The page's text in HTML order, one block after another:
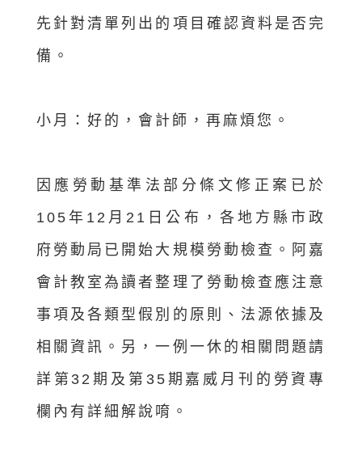
先針對清單列出的項目確認資料是否完
備。
小月：好的，會計師，再麻煩您。
因應勞動基準法部分條文修正案已於
105年12月21日公布，各地方縣市政
府勞動局已開始大規模勞動檢查。阿嘉
會計教室為讀者整理了勞動檢查應注意
事項及各類型假別的原則、法源依據及
相關資訊。另，一例一休的相關問題請
詳第32期及第35期嘉威月刊的勞資專
欄內有詳細解說唷。